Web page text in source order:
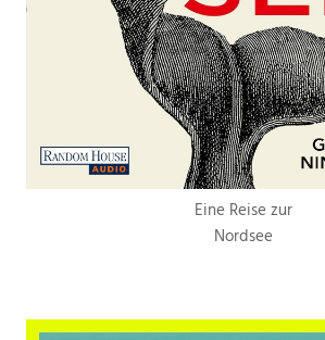
Eine Reise zur
Nordsee